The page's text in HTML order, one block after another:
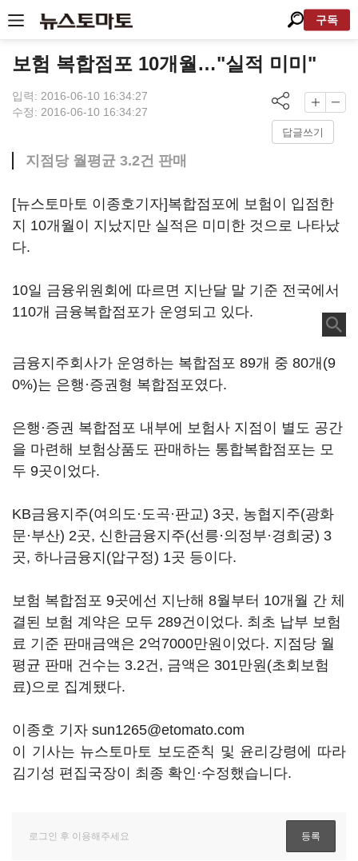
구독
보험 복합점포 10개월…"실적 미미"
입력: 2016-06-10 16:34:27
수정: 2016-06-10 16:34:27
답글쓰기
지점당 월평균 3.2건 판매
[뉴스토마토 이종호기자]복합점포에 보험이 입점한
지 10개월이 지났지만 실적은 미미한 것으로 나타났
다.
10일 금융위원회에 따르면 지난달 말 기준 전국에서
110개 금융복합점포가 운영되고 있다.
금융지주회사가 운영하는 복합점포 89개 중 80개(9
0%)는 은행·증권형 복합점포였다.
은행·증권 복합점포 내부에 보험사 지점이 별도 공간
을 마련해 보험상품도 판매하는 통합복합점포는 모
두 9곳이었다.
KB금융지주(여의도·도곡·판교) 3곳, 농협지주(광화
문·부산) 2곳, 신한금융지주(선릉·의정부·경희궁) 3
곳, 하나금융지(압구정) 1곳 등이다.
보험 복합점포 9곳에선 지난해 8월부터 10개월 간 체
결된 보험 계약은 모두 289건이었다. 최초 납부 보험
료 기준 판매금액은 2억7000만원이었다. 지점당 월
평균 판매 건수는 3.2건, 금액은 301만원(초회보험
료)으로 집계됐다.
이종호 기자 sun1265@etomato.com
이 기사는 뉴스토마토 보도준칙 및 윤리강령에 따라
김기성 편집국장이 최종 확인·수정했습니다.